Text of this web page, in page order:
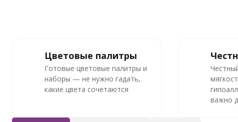
Цветовые палитры
Готовые цветовые палитры и
наборы — не нужно гадать,
какие цвета сочетаются
важно